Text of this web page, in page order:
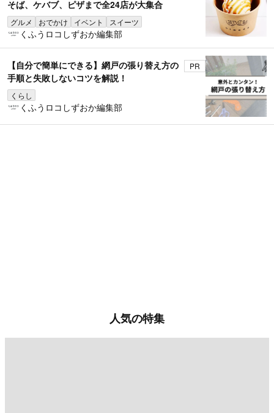
そば、ケバブ、ピザまで全24店が大集合
グルメ おでかけ イベント スイーツ
くふうロコしずおか編集部
【自分で簡単にできる】網戸の張り替え方の
手順と失敗しないコツを解説！
くらし
PR
くふうロコしずおか編集部
人気の特集